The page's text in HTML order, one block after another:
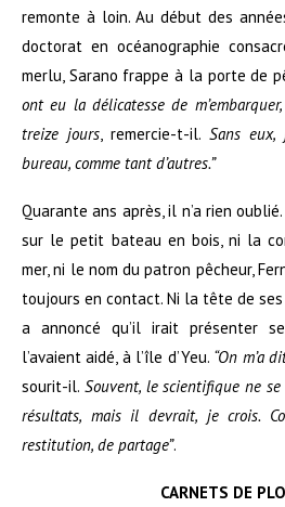
remonte à loin. Au début des
doctorat en océanographie
merlu, Sarano frappe à la porte de
ont eu la délicatesse de m’embarquer
treize jours, remercie-t-il. Sans
bureau, comme tant d’autres.”
Quarante ans après, il n’a rien
sur le petit bateau en bois, ni la
mer, ni le nom du patron pêcheur,
toujours en contact. Ni la tête de
a annoncé qu’il irait présenter
l’avaient aidé, à l’île d’Yeu. “On m’a
sourit-il. Souvent, le scientifique ne
résultats, mais il devrait, je crois.
restitution, de partage”.
CARNETS DE